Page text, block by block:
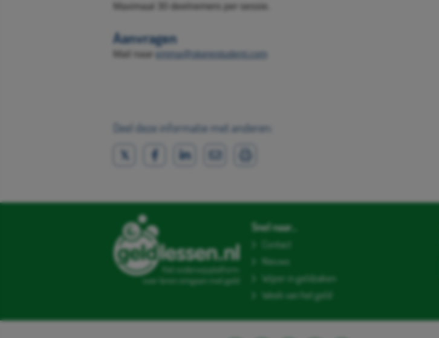
Maximaal 30 deelnemers per sessie.
Aanvragen
Mail naar emma@skerestudent.com
Deel deze informatie met anderen:
Het onderwijsplatform
over leren omgaan met geld
Snel naar...
Contact
Nieuws
Wijzer in geldzaken
Week van het geld